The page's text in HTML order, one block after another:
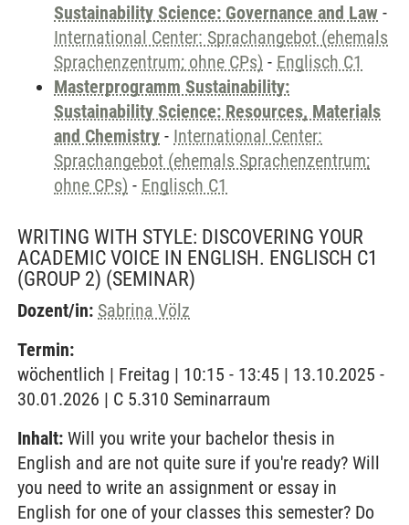
Sustainability Science: Governance and Law -
International Center: Sprachangebot (ehemals
Sprachenzentrum; ohne CPs) - Englisch C1
Masterprogramm Sustainability:
Sustainability Science: Resources, Materials
and Chemistry - International Center:
Sprachangebot (ehemals Sprachenzentrum;
ohne CPs) - Englisch C1
WRITING WITH STYLE: DISCOVERING YOUR
ACADEMIC VOICE IN ENGLISH. ENGLISCH C1
(GROUP 2) (SEMINAR)
Dozent/in: Sabrina Völz
Termin:
wöchentlich | Freitag | 10:15 - 13:45 | 13.10.2025 -
30.01.2026 | C 5.310 Seminarraum
Inhalt: Will you write your bachelor thesis in
English and are not quite sure if you're ready? Will
you need to write an assignment or essay in
English for one of your classes this semester? Do